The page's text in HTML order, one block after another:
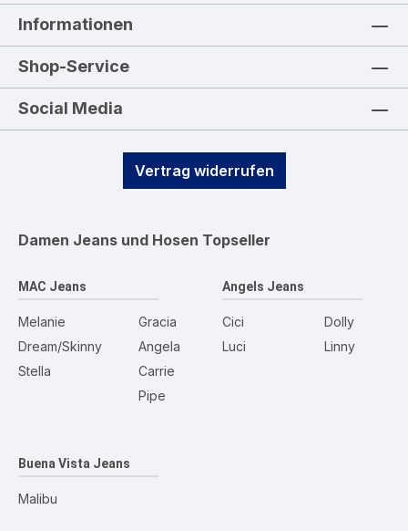
Informationen
Shop-Service
Social Media
Vertrag widerrufen
Damen Jeans und Hosen Topseller
MAC Jeans
Melanie
Dream/Skinny
Stella
Gracia
Angela
Carrie
Pipe
Angels Jeans
Cici
Luci
Dolly
Linny
Buena Vista Jeans
Malibu